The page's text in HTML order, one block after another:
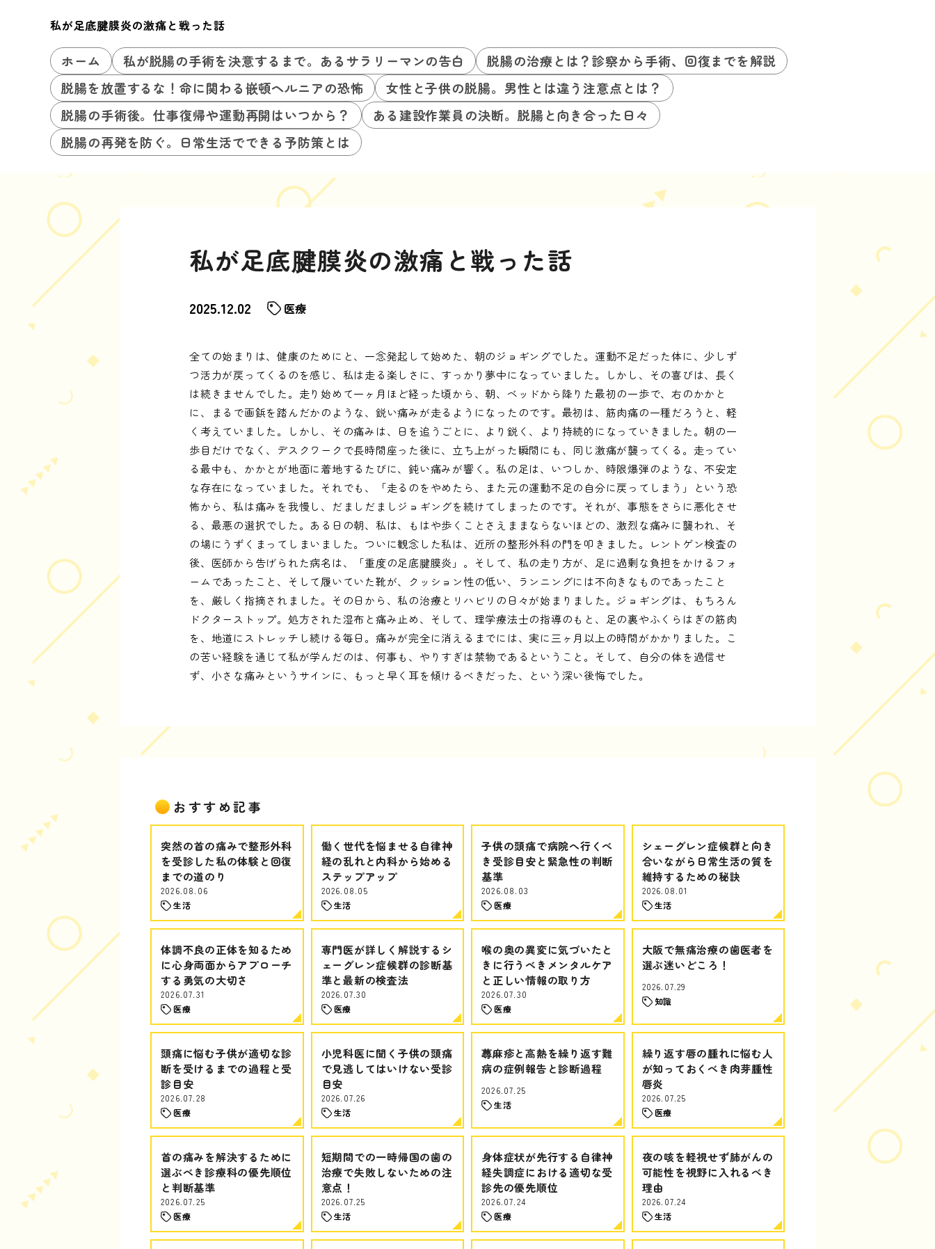
私が足底腱膜炎の激痛と戦った話
ホーム 私が脱腸の手術を決意するまで。あるサラリーマンの告白
脱腸の治療とは？診察から手術、回復までを解説
脱腸を放置するな！命に関わる嵌頓ヘルニアの恐怖
女性と子供の脱腸。男性とは違う注意点とは？
脱腸の手術後。仕事復帰や運動再開はいつから？
ある建設作業員の決断。脱腸と向き合った日々
脱腸の再発を防ぐ。日常生活でできる予防策とは
私が足底腱膜炎の激痛と戦った話
2025.12.02 医療
全ての始まりは、健康のためにと、一念発起して始めた、朝のジョギングでした。運動不足だった体に、少しず
つ活力が戻ってくるのを感じ、私は走る楽しさに、すっかり夢中になっていました。しかし、その喜びは、長く
は続きませんでした。走り始めて一ヶ月ほど経った頃から、朝、ベッドから降りた最初の一歩で、右のかかと
に、まるで画鋲を踏んだかのような、鋭い痛みが走るようになったのです。最初は、筋肉痛の一種だろうと、軽
く考えていました。しかし、その痛みは、日を追うごとに、より鋭く、より持続的になっていきました。朝の一
歩目だけでなく、デスクワークで長時間座った後に、立ち上がった瞬間にも、同じ激痛が襲ってくる。走ってい
る最中も、かかとが地面に着地するたびに、鈍い痛みが響く。私の足は、いつしか、時限爆弾のような、不安定
な存在になっていました。それでも、「走るのをやめたら、また元の運動不足の自分に戻ってしまう」という恐
怖から、私は痛みを我慢し、だましだましジョギングを続けてしまったのです。それが、事態をさらに悪化させ
る、最悪の選択でした。ある日の朝、私は、もはや歩くことさえままならないほどの、激烈な痛みに襲われ、そ
の場にうずくまってしまいました。ついに観念した私は、近所の整形外科の門を叩きました。レントゲン検査の
後、医師から告げられた病名は、「重度の足底腱膜炎」。そして、私の走り方が、足に過剰な負担をかけるフォ
ームであったこと、そして履いていた靴が、クッション性の低い、ランニングには不向きなものであったこと
を、厳しく指摘されました。その日から、私の治療とリハビリの日々が始まりました。ジョギングは、もちろん
ドクターストップ。処方された湿布と痛み止め、そして、理学療法士の指導のもと、足の裏やふくらはぎの筋肉
を、地道にストレッチし続ける毎日。痛みが完全に消えるまでには、実に三ヶ月以上の時間がかかりました。こ
の苦い経験を通じて私が学んだのは、何事も、やりすぎは禁物であるということ。そして、自分の体を過信せ
ず、小さな痛みというサインに、もっと早く耳を傾けるべきだった、という深い後悔でした。
おすすめ記事
突然の首の痛みで整形外科
を受診した私の体験と回復
までの道のり
2026.08.06
生活
働く世代を悩ませる自律神
経の乱れと内科から始める
ステップアップ
2026.08.05
生活
子供の頭痛で病院へ行くべ
き受診目安と緊急性の判断
基準
2026.08.03
医療
シェーグレン症候群と向き
合いながら日常生活の質を
維持するための秘訣
2026.08.01
生活
体調不良の正体を知るため
に心身両面からアプローチ
する勇気の大切さ
2026.07.31
医療
専門医が詳しく解説するシ
ェーグレン症候群の診断基
準と最新の検査法
2026.07.30
医療
喉の奥の異変に気づいたと
きに行うべきメンタルケア
と正しい情報の取り方
2026.07.30
医療
大阪で無痛治療の歯医者を
選ぶ迷いどころ！
2026.07.29
知識
頭痛に悩む子供が適切な診
断を受けるまでの過程と受
診目安
2026.07.28
医療
小児科医に聞く子供の頭痛
で見逃してはいけない受診
目安
2026.07.26
生活
蕁麻疹と高熱を繰り返す難
病の症例報告と診断過程
2026.07.25
生活
繰り返す唇の腫れに悩む人
が知っておくべき肉芽腫性
唇炎
2026.07.25
医療
首の痛みを解決するために
選ぶべき診療科の優先順位
と判断基準
2026.07.25
医療
短期間での一時帰国の歯の
治療で失敗しないための注
意点！
2026.07.25
生活
身体症状が先行する自律神
経失調症における適切な受
診先の優先順位
2026.07.24
医療
夜の咳を軽視せず肺がんの
可能性を視野に入れるべき
理由
2026.07.24
生活